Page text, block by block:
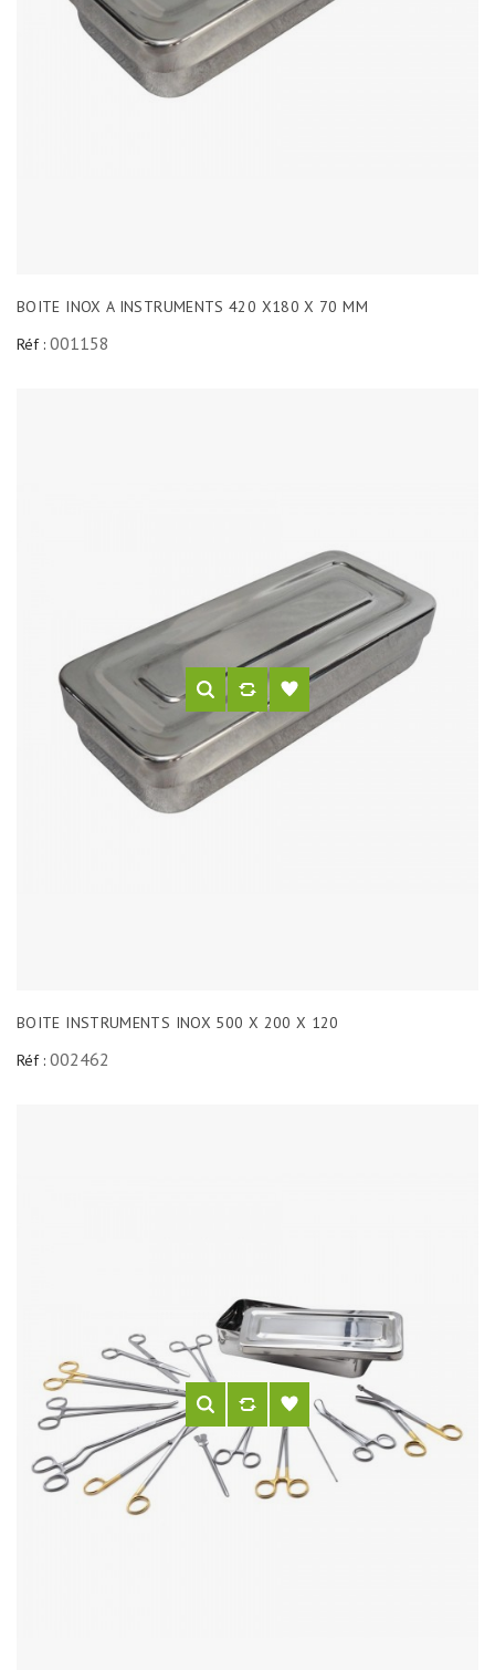
BOITE INOX A INSTRUMENTS 420 X180 X 70 MM
Réf : 001158
BOITE INSTRUMENTS INOX 500 X 200 X 120
Réf : 002462